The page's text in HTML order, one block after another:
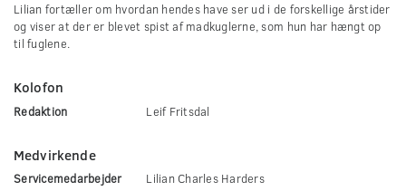
Lilian fortæller om hvordan hendes have ser ud i de forskellige årstider
og viser at der er blevet spist af madkuglerne, som hun har hængt op
til fuglene.
Kolofon
Redaktion Leif Fritsdal
Medvirkende
Servicemedarbejder Lilian Charles Harders